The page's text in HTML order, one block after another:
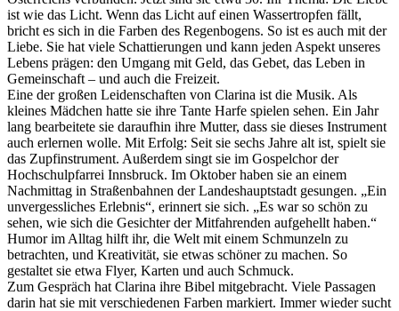
ist wie das Licht. Wenn das Licht auf einen Wassertropfen fällt,
bricht es sich in die Farben des Regenbogens. So ist es auch mit der
Liebe. Sie hat viele Schattierungen und kann jeden Aspekt unseres
Lebens prägen: den Umgang mit Geld, das Gebet, das Leben in
Gemeinschaft – und auch die Freizeit.
Eine der großen Leidenschaften von Clarina ist die Musik. Als
kleines Mädchen hatte sie ihre Tante Harfe spielen sehen. Ein Jahr
lang bearbeitete sie daraufhin ihre Mutter, dass sie dieses Instrument
auch erlernen wolle. Mit Erfolg: Seit sie sechs Jahre alt ist, spielt sie
das Zupfinstrument. Außerdem singt sie im Gospelchor der
Hochschulpfarrei Innsbruck. Im Oktober haben sie an einem
Nachmittag in Straßenbahnen der Landeshauptstadt gesungen. „Ein
unvergessliches Erlebnis“, erinnert sie sich. „Es war so schön zu
sehen, wie sich die Gesichter der Mitfahrenden aufgehellt haben.“
Humor im Alltag hilft ihr, die Welt mit einem Schmunzeln zu
betrachten, und Kreativität, sie etwas schöner zu machen. So
gestaltet sie etwa Flyer, Karten und auch Schmuck.
Zum Gespräch hat Clarina ihre Bibel mitgebracht. Viele Passagen
darin hat sie mit verschiedenen Farben markiert. Immer wieder sucht